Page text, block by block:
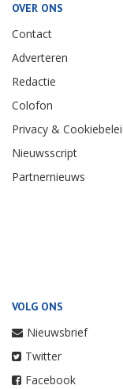
OVER ONS
Contact
Adverteren
Redactie
Colofon
Privacy &
Nieuwsscript
Partnernieuws
VOLG ONS
Nieuwsbrief
Twitter
Facebook